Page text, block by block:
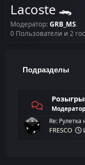
Lacoste 🐊
Модератор:GRB_MS.
0 Пользователи и 2
Подразделы
Re:
FRESCO